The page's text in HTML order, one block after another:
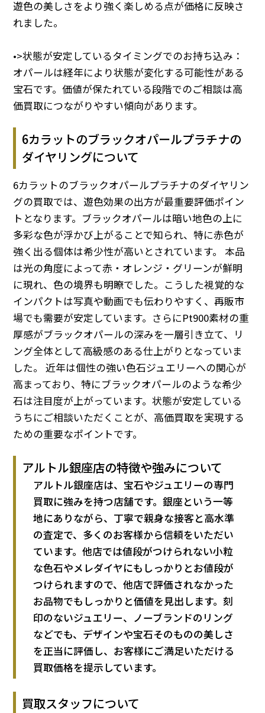
遊色の美しさをより強く楽しめる点が価格に反映さ
れました。
•>状態が安定しているタイミングでのお持ち込み：
オパールは経年により状態が変化する可能性がある
宝石です。価値が保たれている段階でのご相談は高
価買取につながりやすい傾向があります。
6カラットのブラックオパールプラチナの
ダイヤリングについて
6カラットのブラックオパールプラチナのダイヤリン
グの買取では、遊色効果の出方が最重要評価ポイン
トとなります。ブラックオパールは暗い地色の上に
多彩な色が浮かび上がることで知られ、特に赤色が
強く出る個体は希少性が高いとされています。 本品
は光の角度によって赤・オレンジ・グリーンが鮮明
に現れ、色の境界も明瞭でした。こうした視覚的な
インパクトは写真や動画でも伝わりやすく、再販市
場でも需要が安定しています。さらにPt900素材の重
厚感がブラックオパールの深みを一層引き立て、リ
ング全体として高級感のある仕上がりとなっていま
した。 近年は個性の強い色石ジュエリーへの関心が
高まっており、特にブラックオパールのような希少
石は注目度が上がっています。状態が安定している
うちにご相談いただくことが、高価買取を実現する
ための重要なポイントです。
アルトル銀座店の特徴や強みについて
アルトル銀座店は、宝石やジュエリーの専門
買取に強みを持つ店舗です。銀座という一等
地にありながら、丁寧で親身な接客と高水準
の査定で、多くのお客様から信頼をいただい
ています。他店では値段がつけられない小粒
な色石やメレダイヤにもしっかりとお値段が
つけられますので、他店で評価されなかった
お品物でもしっかりと価値を見出します。刻
印のないジュエリー、ノーブランドのリング
などでも、デザインや宝石そのものの美しさ
を正当に評価し、お客様にご満足いただける
買取価格を提示しています。
買取スタッフについて